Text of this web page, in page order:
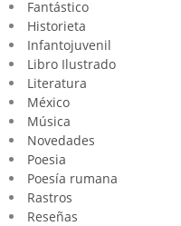
Fantástico
Historieta
Infantojuvenil
Libro Ilustrado
Literatura
México
Música
Novedades
Poesia
Poesía rumana
Rastros
Reseñas